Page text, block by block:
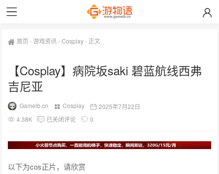
首页 -游戏资讯-Cosplay- 正文
【Cosplay】病院坂saki 碧蓝航线西弗
吉尼亚
Gameib.cn Cosplay
2025年7月22日
4.38K
已关闭评论 0
以下为cos正片，请欣赏